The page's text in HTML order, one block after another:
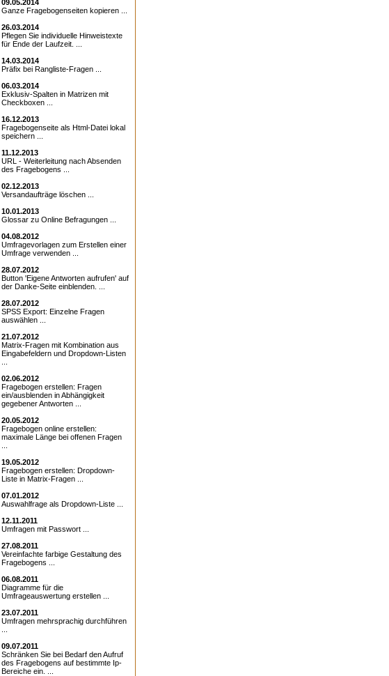
09.05.2014
Ganze Fragebogenseiten kopieren ...
26.03.2014
Pflegen Sie individuelle Hinweistexte
für Ende der Laufzeit. ...
14.03.2014
Präfix bei Rangliste-Fragen ...
06.03.2014
Exklusiv-Spalten in Matrizen mit
Checkboxen ...
16.12.2013
Fragebogenseite als Html-Datei lokal
speichern ...
11.12.2013
URL - Weiterleitung nach Absenden
des Fragebogens ...
02.12.2013
Versandaufträge löschen ...
10.01.2013
Glossar zu Online Befragungen ...
04.08.2012
Umfragevorlagen zum Erstellen einer
Umfrage verwenden ...
28.07.2012
Button 'Eigene Antworten aufrufen' auf
der Danke-Seite einblenden. ...
28.07.2012
SPSS Export: Einzelne Fragen
auswählen ...
21.07.2012
Matrix-Fragen mit Kombination aus
Eingabefeldern und Dropdown-Listen
02.06.2012
Fragebogen erstellen: Fragen
ein/ausblenden in Abhängigkeit
gegebener Antworten ...
20.05.2012
Fragebogen online erstellen:
maximale Länge bei offenen Fragen
19.05.2012
Fragebogen erstellen: Dropdown-
Liste in Matrix-Fragen ...
07.01.2012
Auswahlfrage als Dropdown-Liste ...
12.11.2011
Umfragen mit Passwort ...
27.08.2011
Vereinfachte farbige Gestaltung des
Fragebogens ...
06.08.2011
Diagramme für die
Umfrageauswertung erstellen ...
23.07.2011
Umfragen mehrsprachig durchführen
09.07.2011
Schränken Sie bei Bedarf den Aufruf
des Fragebogens auf bestimmte Ip-
Bereiche ein. ...